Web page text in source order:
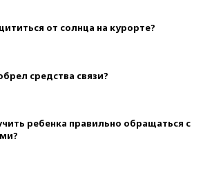
от солнца на курорте?
средства связи?
ребенка правильно обращаться с